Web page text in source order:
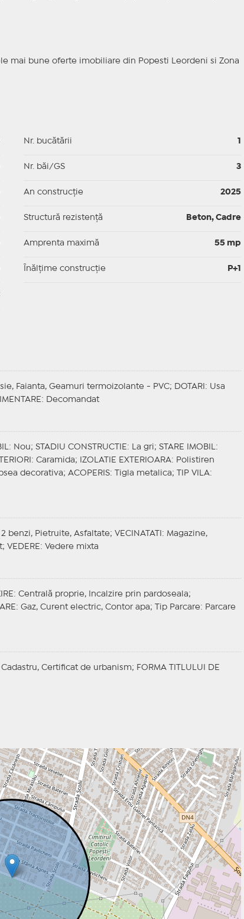
mai bune oferte imobiliare din Popesti Leordeni si Zona
Nr. bucătării
Nr. băi/GS 3
An construcție 2025
Structură rezistență Beton, Cadre
Amprenta maximă 55 mp
Înălțime construcție P+1
Faianta, Geamuri termoizolante - PVC; DOTARI : Usa
: Decomandat
: Nou; STADIU CONSTRUCTIE : La gri; STARE IMOBIL
:
: Caramida; IZOLATIE EXTERIOARA: Polistiren
decorativa; ACOPERIS: Tigla metalica; TIP VILA:
benzi, Pietruite, Asfaltate; VECINATATI
: Magazine,
VEDERE : Vedere mixta
: Centrală proprie, Incalzire prin pardoseala;
: Gaz, Curent electric, Contor apa; Tip Parcare: Parcare
Certificat de urbanism; FORMA TITLULUI DE